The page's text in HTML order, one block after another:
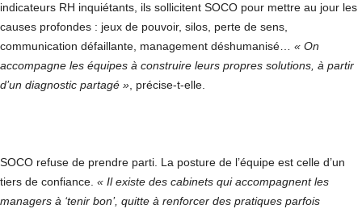
indicateurs RH inquiétants, ils sollicitent SOCO pour mettre au jour les
causes profondes : jeux de pouvoir, silos, perte de sens,
communication défaillante, management déshumanisé… « On
accompagne les équipes à construire leurs propres solutions, à partir
d’un diagnostic partagé » , précise-t-elle.
SOCO refuse de prendre parti. La posture de l’équipe est celle d’un
tiers de confiance. « Il existe des cabinets qui accompagnent les
managers à ‘tenir bon’, quitte à renforcer des pratiques parfois